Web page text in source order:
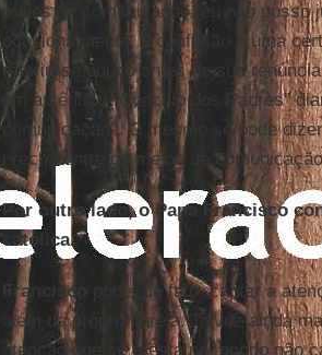
meios de comunicação, eu não posso
ocasionalmente, a confusão e uma
referiu-se pouco antes de sua
um autêntico “Concílio dos Padres”
comunicação”. O mesmo se pode
brecha entre os meios de
Por outro lado, o Papa Francisco
católica.
Francisco
pode, de fato, captar a
além da própria Igreja. Talvez ainda
atenção que se presta no mundo não